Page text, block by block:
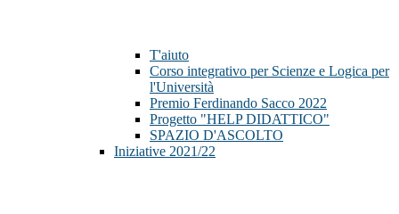
T'aiuto
Corso integrativo per Scienze e Logica per
l'Università
Premio Ferdinando Sacco 2022
Progetto "HELP DIDATTICO"
SPAZIO D'ASCOLTO
Iniziative 2021/22